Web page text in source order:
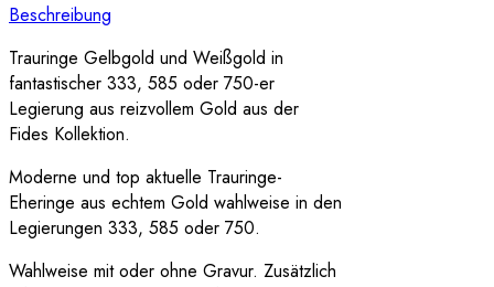
Beschreibung
Trauringe Gelbgold und Weißgold in
fantastischer 333, 585 oder 750-er
Legierung aus reizvollem Gold aus der
Fides Kollektion.
Moderne und top aktuelle Trauringe-
Eheringe aus echtem Gold wahlweise in den
Legierungen 333, 585 oder 750.
Wahlweise mit oder ohne Gravur. Zusätzlich